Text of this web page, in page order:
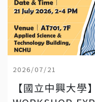
2026/07/21
【國立中興大學